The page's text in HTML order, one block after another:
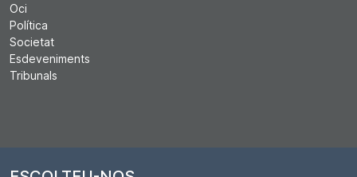
Oci
Política
Societat
Esdeveniments
Tribunals